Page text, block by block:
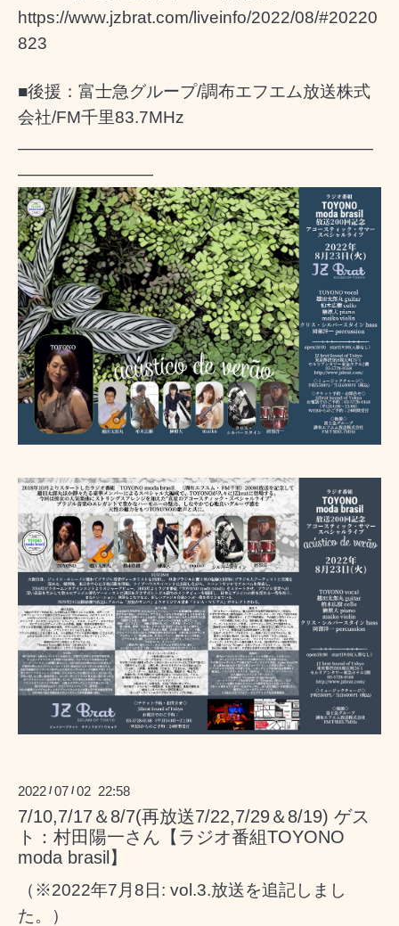
https://www.jzbrat.com/liveinfo/2022/08/#20220
823
■後援：富士急グループ/調布エフエム放送株式
会社/FM千里83.7MHz
―――――――――――――――――――――
――――――――
2022 /07 /02 22:58
7/10,7/17＆8/7(再放送7/22,7/29＆8/19) ゲス
ト：村田陽一さん【ラジオ番組TOYONO
moda brasil】
（※2022年7月8日: vol.3.放送を追記しまし
た。）